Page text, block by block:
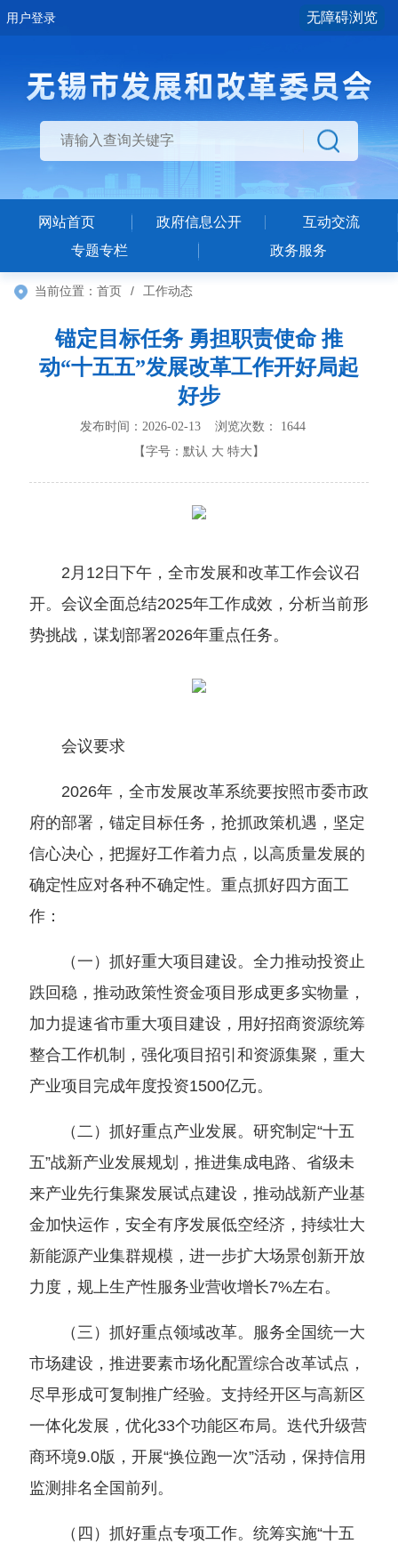
用户登录 无障碍浏览
网站首页 政府信息公开
互动交流
专题专栏
政务服务
当前位置： 首页 / 工作动态
锚定目标任务 勇担职责使命 推
动“十五五”发展改革工作开好局起
好步
发布时间：2026-02-13 浏览次数： 1644
【字号： 默认 大 特大 】
2月12日下午，全市发展和改革工作会议召
开。会议全面总结2025年工作成效，分析当前形
势挑战，谋划部署2026年重点任务。
会议要求
2026年，全市发展改革系统要按照市委市政
府的部署，锚定目标任务，抢抓政策机遇，坚定
信心决心，把握好工作着力点，以高质量发展的
确定性应对各种不确定性。重点抓好四方面工
作：
（一）抓好重大项目建设。全力推动投资止
跌回稳，推动政策性资金项目形成更多实物量，
加力提速省市重大项目建设，用好招商资源统筹
整合工作机制，强化项目招引和资源集聚，重大
产业项目完成年度投资1500亿元。
（二）抓好重点产业发展。研究制定“十五
五”战新产业发展规划，推进集成电路、省级未
来产业先行集聚发展试点建设，推动战新产业基
金加快运作，安全有序发展低空经济，持续壮大
新能源产业集群规模，进一步扩大场景创新开放
力度，规上生产性服务业营收增长7%左右。
（三）抓好重点领域改革。服务全国统一大
市场建设，推进要素市场化配置综合改革试点，
尽早形成可复制推广经验。支持经开区与高新区
一体化发展，优化33个功能区布局。迭代升级营
商环境9.0版，开展“换位跑一次”活动，保持信用
监测排名全国前列。
（四）抓好重点专项工作。统筹实施“十五